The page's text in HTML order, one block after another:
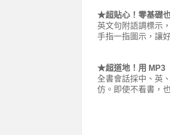
★超貼心！零基礎
英文句附語調標示
手指一指圖示，讓
★超道地！用 MP3
全書會話採中、英
仿。即使不看書，